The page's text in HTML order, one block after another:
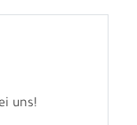
uns!